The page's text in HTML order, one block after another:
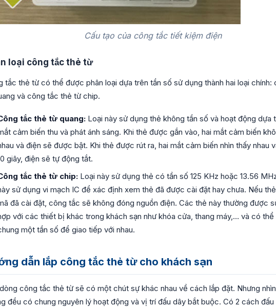
Cấu tạo của công tắc tiết kiệm điện
loại công tắc thẻ từ
tắc thẻ từ có thể được phân loại dựa trên tần số sử dụng thành hai loại chính:
và công tắc thẻ từ chip.
tắc thẻ từ quang: Loại này sử dụng thẻ không tần số và hoạt động dựa
cảm biến thu và phát ánh sáng. Khi thẻ được gắn vào, hai mắt cảm biến
và điện sẽ được bật. Khi thẻ được rút ra, hai mắt cảm biến nhìn thấy nhau
giây, điện sẽ tự động tắt.
tắc thẻ từ chip: Loại này sử dụng thẻ có tần số 125 KHz hoặc 13.56
sử dụng vi mạch IC để xác định xem thẻ đã được cài đặt hay chưa. Nếu
đã cài đặt, công tắc sẽ không đóng nguồn điện. Các thẻ này thường được
với các thiết bị khác trong khách sạn như khóa cửa, thang máy,… và có thể
một tần số để giao tiếp với nhau.
dẫn lắp công tắc thẻ từ cho khách sạn
công tắc thẻ từ sẽ có một chút sự khác nhau về cách lắp đặt. Nhưng
đều có chung nguyên lý hoạt động và vị trí đấu dây bắt buộc. Có 2 cách